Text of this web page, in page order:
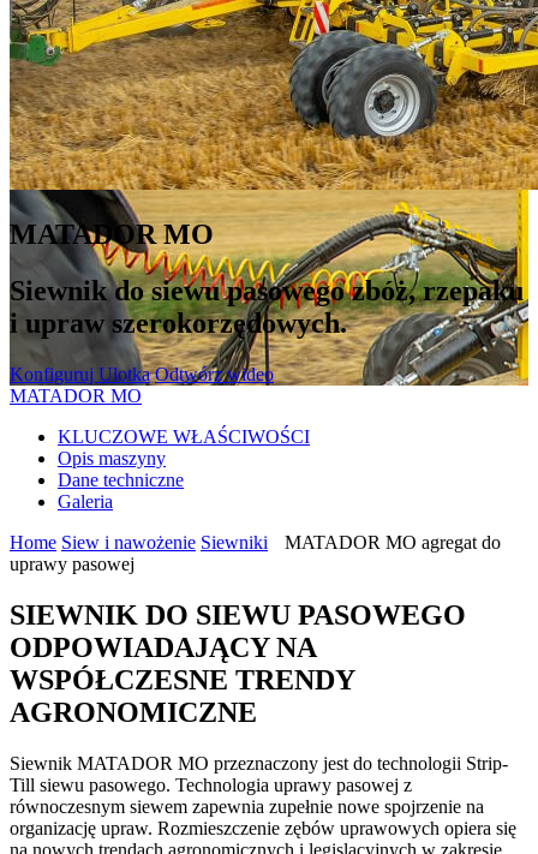
MATADOR MO
Siewnik do siewu pasowego zbóż, rzepaku
i upraw szerokorzędowych.
Konfiguruj Ulotka Odtwórz wideo
MATADOR MO
KLUCZOWE WŁAŚCIWOŚCI
Opis maszyny
Dane techniczne
Galeria
Home Siew i nawożenie Siewniki
MATADOR MO agregat do
uprawy pasowej
SIEWNIK DO SIEWU PASOWEGO
ODPOWIADAJĄCY NA
WSPÓŁCZESNE TRENDY
AGRONOMICZNE
Siewnik MATADOR MO przeznaczony jest do technologii Strip-
Till siewu pasowego. Technologia uprawy pasowej z
równoczesnym siewem zapewnia zupełnie nowe spojrzenie na
organizację upraw. Rozmieszczenie zębów uprawowych opiera się
na nowych trendach agronomicznych i legislacyjnych w zakresie